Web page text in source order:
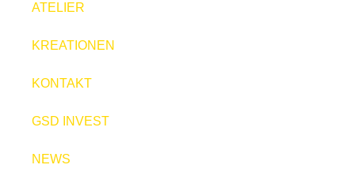
ATELIER
KREATIONEN
KONTAKT
GSD INVEST
NEWS